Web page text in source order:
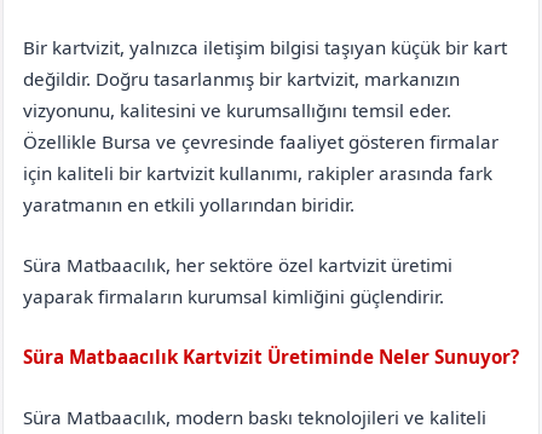
Bir kartvizit, yalnızca iletişim bilgisi taşıyan küçük bir kart
değildir. Doğru tasarlanmış bir kartvizit, markanızın
vizyonunu, kalitesini ve kurumsallığını temsil eder.
Özellikle Bursa ve çevresinde faaliyet gösteren firmalar
için kaliteli bir kartvizit kullanımı, rakipler arasında fark
yaratmanın en etkili yollarından biridir.
Süra Matbaacılık, her sektöre özel kartvizit üretimi
yaparak firmaların kurumsal kimliğini güçlendirir.
Süra Matbaacılık Kartvizit Üretiminde Neler Sunuyor?
Süra Matbaacılık, modern baskı teknolojileri ve kaliteli